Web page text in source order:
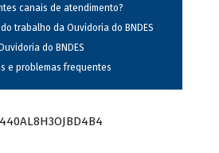
canais de atendimento?
trabalho da Ouvidoria do BNDES
do BNDES
e problemas frequentes